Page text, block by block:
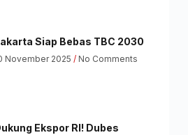
Siap Bebas TBC 2030
November 2025 No Comments
Ekspor RI! Dubes